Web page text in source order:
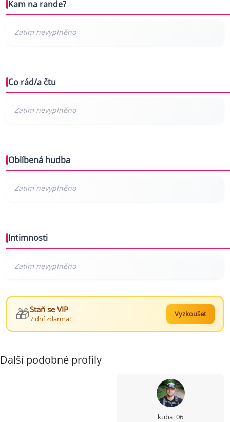
Kam na rande?
Co rád/a čtu
Oblíbená hudba
Intimnosti
🎁Staň se VIP
7 dní zdarma!
Vyzkoušet
Další podobné profily
kuba_06